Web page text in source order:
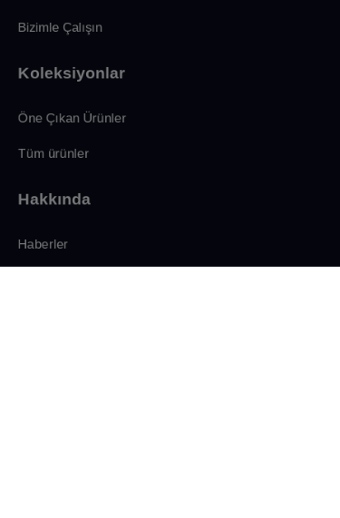
Bizimle Çalışın
Koleksiyonlar
Öne Çıkan Ürünler
Tüm ürünler
Hakkında
Haberler